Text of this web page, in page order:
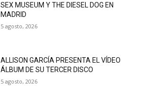
SEX MUSEUM Y THE DIESEL DOG EN
MADRID
5 agosto, 2026
ALLISON GARCÍA PRESENTA EL VÍDEO
ÁLBUM DE SU TERCER DISCO
5 agosto, 2026